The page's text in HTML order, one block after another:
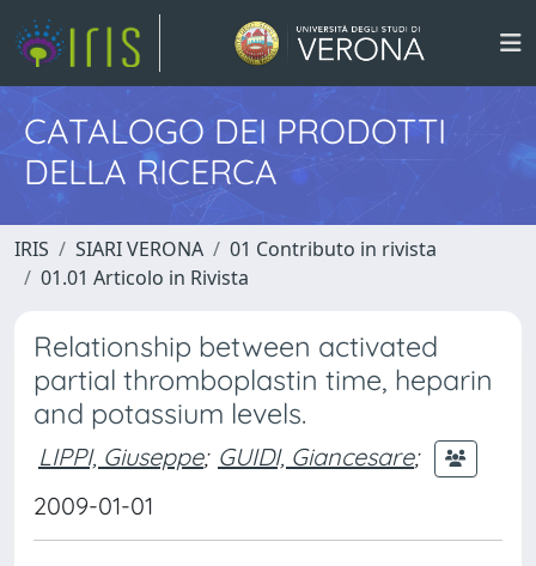
CATALOGO DEI PRODOTTI
DELLA RICERCA
IRIS SIARI VERONA
01 Contributo in rivista
01.01 Articolo in Rivista
Relationship between activated
partial thromboplastin time, heparin
and potassium levels.
LIPPI, Giuseppe; GUIDI, Giancesare;
2009-01-01